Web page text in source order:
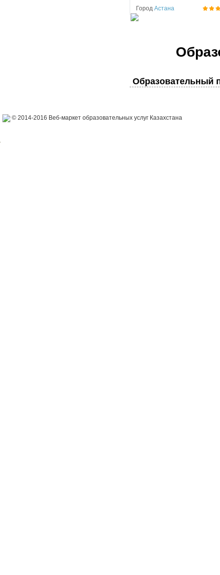
Город Астана
Образовательный
© 2014-2016 Веб-маркет образовательных услуг Казахстана